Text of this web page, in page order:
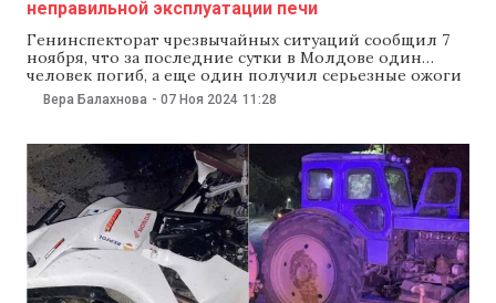
неправильной эксплуатации печи
Генинспекторат чрезвычайных ситуаций сообщил 7
ноября, что за последние сутки в Молдове один
человек погиб, а еще один получил серьезные ожоги
из-за нарушения правил противопожарной
безопасности во время эксплуатации печи. Известно,
районе женщина получила ожоги II-III степени. По
информации спасателей, первый инцидент
зафиксировали
Вера Балахнова - 07 Ноя 2024 11:28